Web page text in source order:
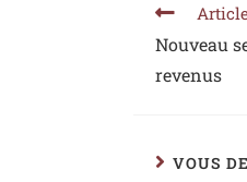
Nouveau
revenus
VOUS